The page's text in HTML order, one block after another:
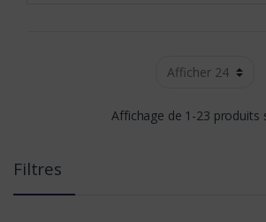
Affichage de 1-23 produits
Filtres